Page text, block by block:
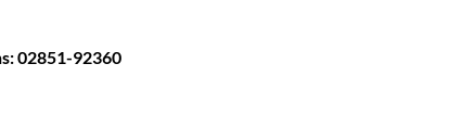
02851-92360